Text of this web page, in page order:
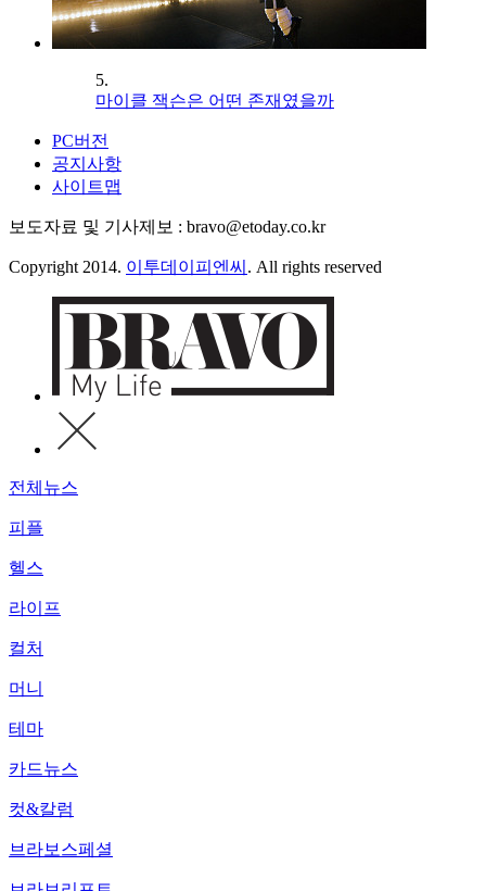
5.
마이클 잭슨은 어떤 존재였을까
PC버전
공지사항
사이트맵
보도자료 및 기사제보 : bravo@etoday.co.kr
Copyright 2014. 이투데이피엔씨 . All rights reserved
전체뉴스
피플
헬스
라이프
컬처
머니
테마
카드뉴스
컷&칼럼
브라보스페셜